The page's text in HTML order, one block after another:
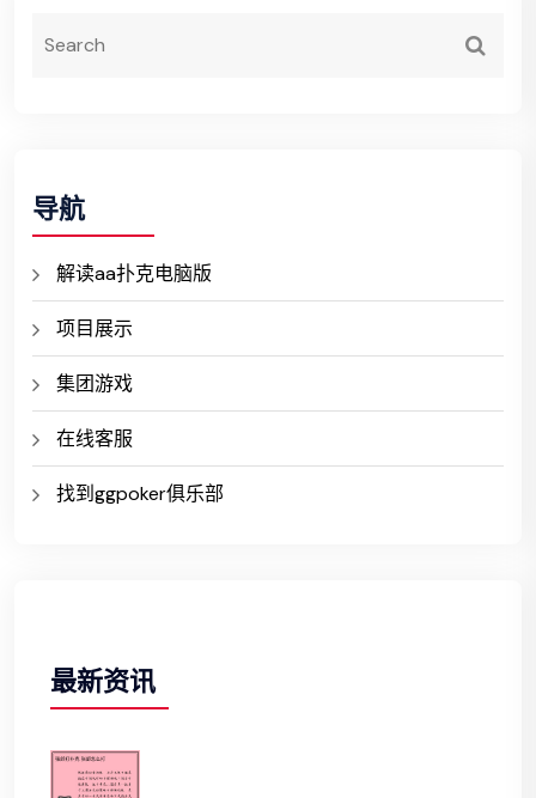
导航
解读aa扑克电脑版
项目展示
集团游戏
在线客服
找到ggpoker俱乐部
最新资讯